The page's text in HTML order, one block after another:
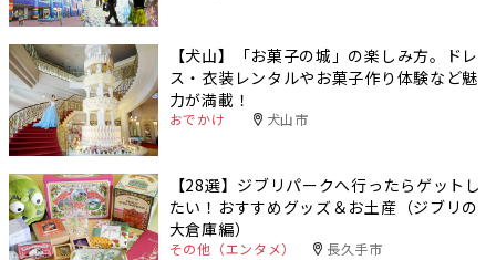
【犬山】「お菓子の城」の楽しみ方。ドレ
ス・衣装レンタルやお菓子作り体験など魅
力が満載！
おでかけ 犬山市
【28選】ジブリパークへ行ったらゲットし
たい！おすすめグッズ＆お土産（ジブリの
大倉庫編）
その他（エンタメ） 長久手市